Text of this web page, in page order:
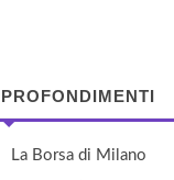
La Borsa di Milano